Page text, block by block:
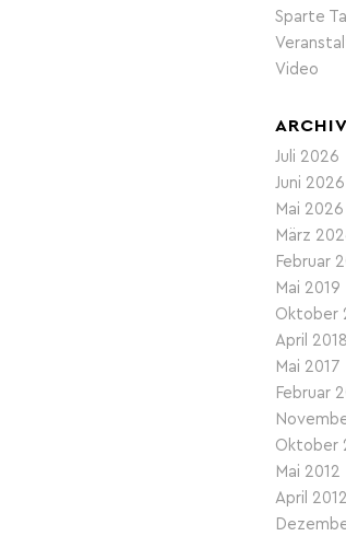
Sparte
Video
ARCHIV
Juli 2026
Juni 2026
Mai 2026
März
Februar
Mai 2019
Oktober
April 2018
Mai 2017
Februar
Oktober
Mai 2012
April 2012